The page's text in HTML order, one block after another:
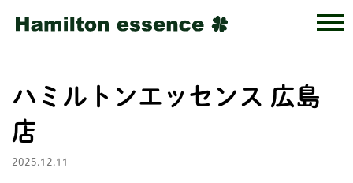
ハミルトンエッセンス 広島
店
2025.12.11